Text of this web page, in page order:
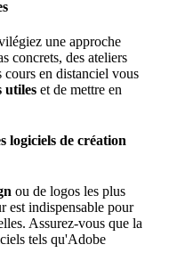
une approche
concrets, des ateliers
cours en distanciel vous
utiles et de mettre en
logiciels de création
ou de logos les plus
est indispensable pour
Assurez-vous que la
tels qu'Adobe